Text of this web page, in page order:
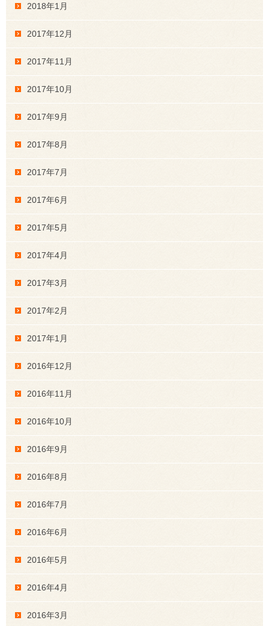
2018年1月
2017年12月
2017年11月
2017年10月
2017年9月
2017年8月
2017年7月
2017年6月
2017年5月
2017年4月
2017年3月
2017年2月
2017年1月
2016年12月
2016年11月
2016年10月
2016年9月
2016年8月
2016年7月
2016年6月
2016年5月
2016年4月
2016年3月